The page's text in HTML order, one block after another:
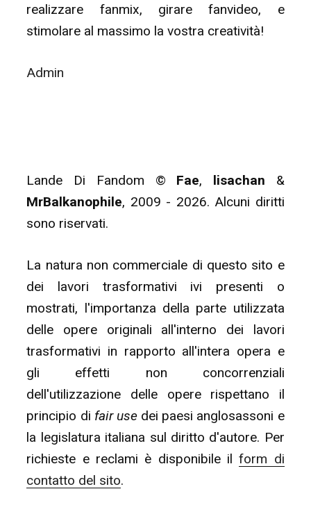
realizzare fanmix, girare fanvideo, e
stimolare al massimo la vostra creatività!
Admin
Lande Di Fandom © Fae, lisachan &
MrBalkanophile, 2009 - 2026. Alcuni diritti
sono riservati.
La natura non commerciale di questo sito e
dei lavori trasformativi ivi presenti o
mostrati, l'importanza della parte utilizzata
delle opere originali all'interno dei lavori
trasformativi in rapporto all'intera opera e
gli effetti non concorrenziali
dell'utilizzazione delle opere rispettano il
principio di fair usedei paesi anglosassoni e
la legislatura italiana sul diritto d'autore. Per
richieste e reclami è disponibile ilform di
contatto del sito.